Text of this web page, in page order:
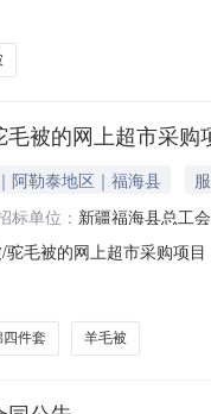
泰地区青河县报价起止时
被的网上超市采购
阿勒泰地区｜福海县
标单位： 新疆福海县总工会
毛被的网上超市采购项
在行政区划名称:新疆维
四件套 羊毛被